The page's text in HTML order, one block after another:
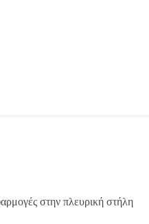
στην πλευρική στήλη